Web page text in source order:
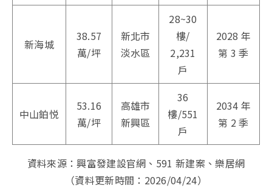
新海城
38.57
萬/坪
新北市
淡水區
28~30
樓/
2,231
戶
2028 年
第 3 季
中山鉑悦
53.16
萬/坪
高雄市
新興區
36
樓/551
戶
2034 年
第 2 季
資料來源：興富發建設官網、591 新建案、樂居網
（資料更新時間：2026/04/24）